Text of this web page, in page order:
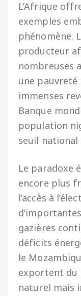
L’Afrique
exemples
phénomène.
producteur
nombreuses
une pauvreté
immenses
Banque
population
seuil national
Le paradoxe
encore plus
l’accès à
gazières
déficits
le
exportent du
naturel mais